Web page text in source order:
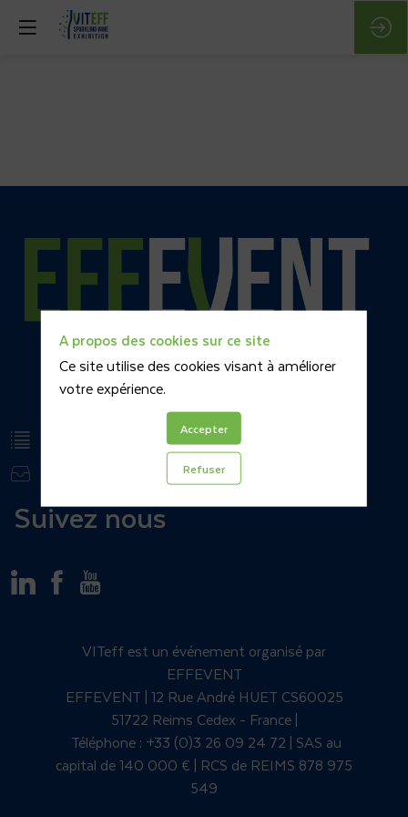
Suivez nous
VITeff est un événement organisé par
EFFEVENT
EFFEVENT | 12 Rue André HUET CS60025
51722 Reims Cedex - France |
Téléphone : +33 (0)3 26 09 24 72 | SAS au
capital de 140 000 € | RCS de REIMS 878 975
549
A propos des cookies sur ce site
Ce site utilise des cookies visant à améliorer
votre expérience.
Accepter
Refuser